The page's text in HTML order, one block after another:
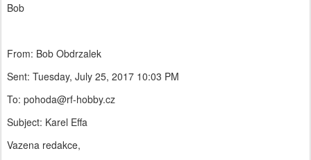
Bob
From: Bob Obdrzalek
Sent: Tuesday, July 25, 2017 10:03 PM
To: pohoda@rf-hobby.cz
Subject: Karel Effa
Vazena redakce,